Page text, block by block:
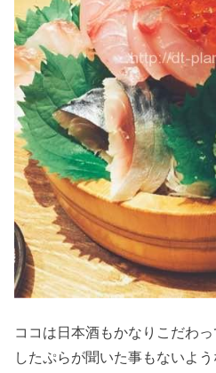
ココは日本酒もかなりこだわっ
したぷらが聞いた事もないよ